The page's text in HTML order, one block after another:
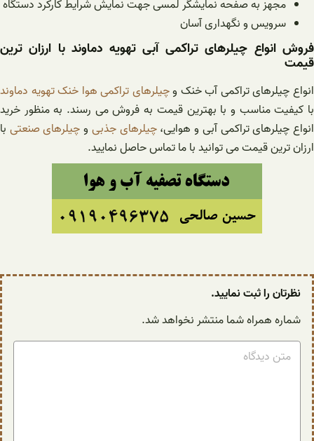
مجهز به صفحه نمایشگر لمسی جهت نمایش شرایط کارکرد دستگاه
سرویس و نگهداری آسان
فروش انواع چیلرهای تراکمی آبی تهویه دماوند با ارزان ترین
قیمت
انواع چیلرهای تراکمی آب خنک وچیلرهای تراکمی هوا خنک تهویه دماوند
با کیفیت مناسب و با بهترین قیمت به فروش می رسند. به منظور خرید
انواع چیلرهای تراکمی آبی و هوایی،چیلرهای جذبی وچیلرهای صنعتی با
ارزان ترین قیمت می توانید با ما تماس حاصل نمایید.
نظرتان را ثبت نمایید.
شماره همراه شما منتشر نخواهد شد.